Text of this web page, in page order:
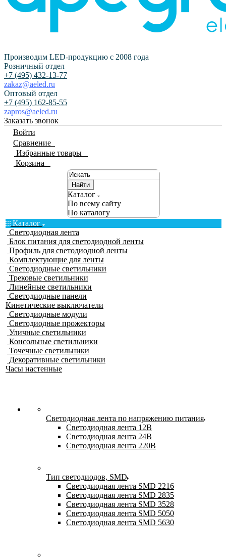
Производим LED-продукцию с 2008 года
Розничный отдел
+7 (495) 432-13-77
zakaz@aeled.ru
Оптовый отдел
+7 (495) 162-85-55
zapros@aeled.ru
Заказать звонок
Войти
Сравнение
Избранные товары
Корзина
Найти
Каталог
По всему сайту
По каталогу
Каталог
Светодиодная лента
Блок питания для светодиодной ленты
Профиль для светодиодной ленты
Комплектующие для ленты
Светодиодные светильники
Трековые светильники
Линейные светильники
Светодиодные панели
Кинетические выключатели
Светодиодные модули
Светодиодные прожекторы
Уличные светильники
Консольные светильники
Точечные светильники
Декоративные светильники
Часы настенные
Светодиодная лента по напряжению питания
Светодиодная лента 12В
Светодиодная лента 24В
Светодиодная лента 220В
Тип светодиодов, SMD
Cветодиодная лента SMD 2216
Светодиодная лента SMD 2835
Светодиодная лента SMD 3528
Светодиодная лента SMD 5050
Светодиодная лента SMD 5630